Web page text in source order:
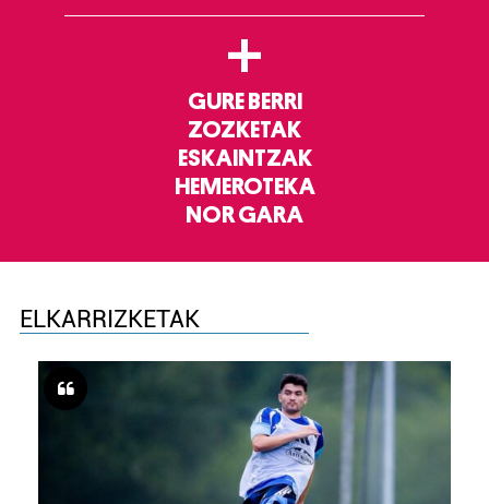
+
GURE BERRI
ZOZKETAK
ESKAINTZAK
HEMEROTEKA
NOR GARA
ELKARRIZKETAK